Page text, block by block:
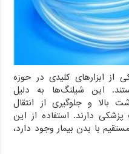
ابزارهای کلیدی در حوزه
این شیلنگ‌ها به دلیل
بالا و جلوگیری از انتقال
پزشکی دارند. استفاده از این
با بدن بیمار وجود دارد،